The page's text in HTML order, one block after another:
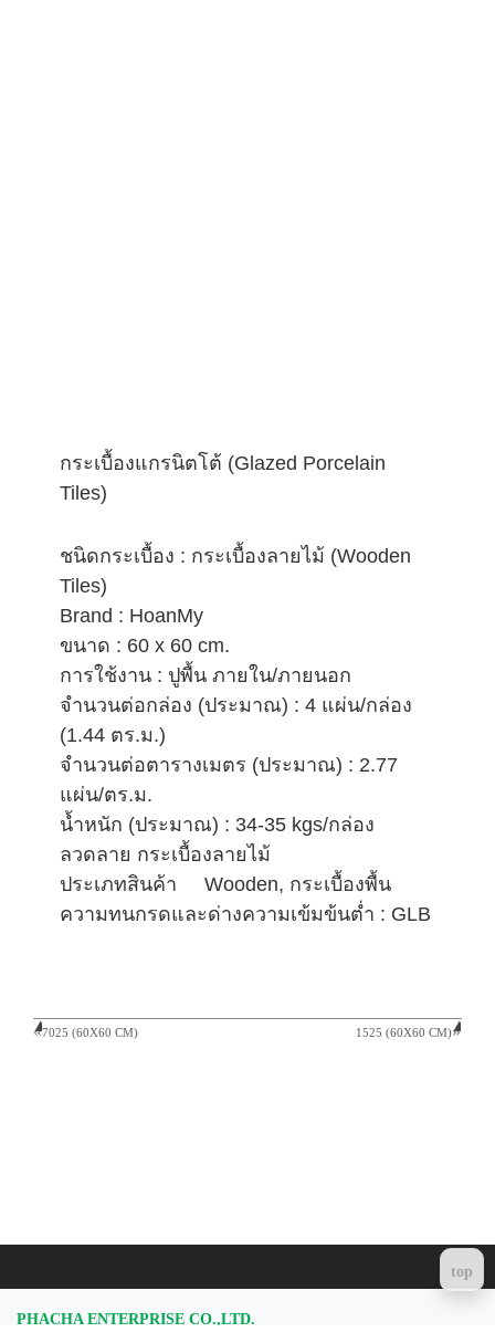
กระเบื้องแกรนิตโต้ (Glazed Porcelain
Tiles)
ชนิดกระเบื้อง : กระเบื้องลายไม้ (Wooden
Tiles)
Brand : HoanMy
ขนาด : 60 x 60 cm.
การใช้งาน : ปูพื้น ภายใน/ภายนอก
จำนวนต่อกล่อง (ประมาณ) : 4 แผ่น/กล่อง
(1.44 ตร.ม.)
จำนวนต่อตารางเมตร (ประมาณ) : 2.77
แผ่น/ตร.ม.
น้ำหนัก (ประมาณ) : 34-35 kgs/กล่อง
ลวดลาย กระเบื้องลายไม้
ประเภทสินค้า Wooden, กระเบื้องพื้น
ความทนกรดและด่างความเข้มข้นต่ำ : GLB
7025 (60X60 CM) 1525 (60X60 CM)
PHACHA ENTERPRISE CO.,LTD.
top